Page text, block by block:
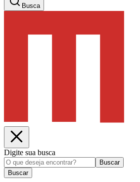
Busca
Digite sua busca
Buscar
Buscar